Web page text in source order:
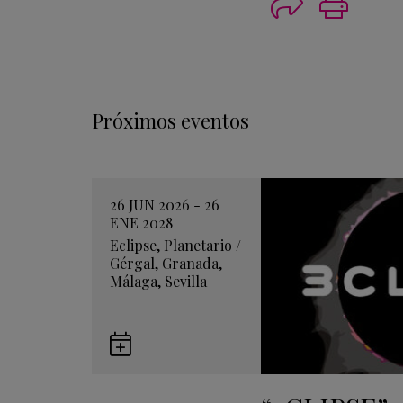
Próximos eventos
26 JUN 2026 - 26
ENE 2028
Eclipse, Planetario /
Gérgal, Granada,
Málaga, Sevilla